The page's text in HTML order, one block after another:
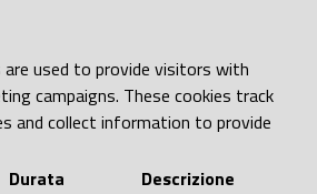
used to provide visitors with
campaigns. These cookies track
and collect information to provide
Durata Descrizione